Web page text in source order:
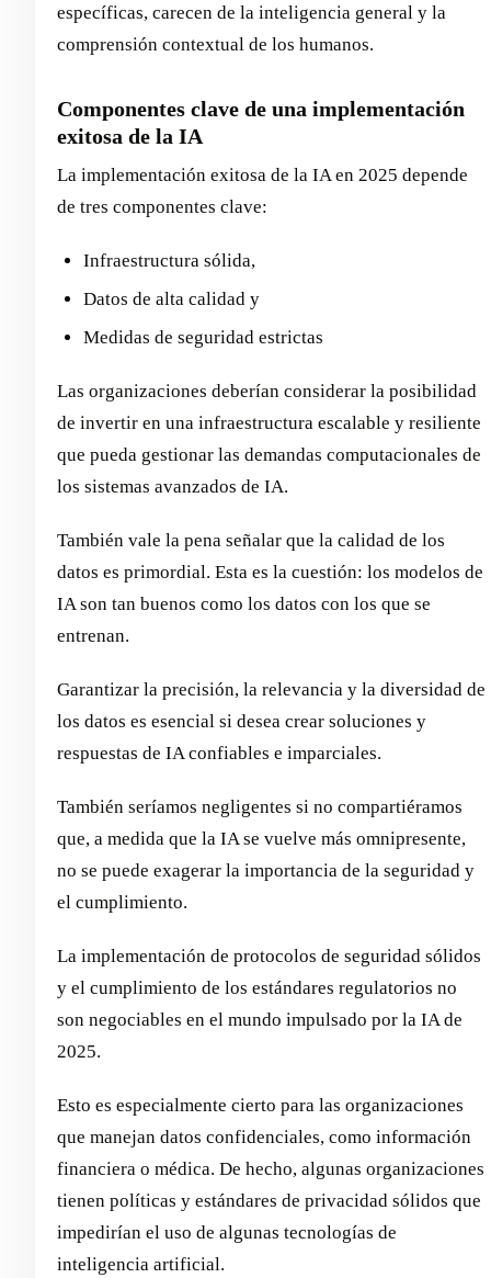
específicas, carecen de la inteligencia general y la
comprensión contextual de los humanos.
Componentes clave de una implementación
exitosa de la IA
La implementación exitosa de la IA en 2025 depende
de tres componentes clave:
Infraestructura sólida,
Datos de alta calidad y
Medidas de seguridad estrictas
Las organizaciones deberían considerar la posibilidad
de invertir en una infraestructura escalable y resiliente
que pueda gestionar las demandas computacionales de
los sistemas avanzados de IA.
También vale la pena señalar que la calidad de los
datos es primordial. Esta es la cuestión: los modelos de
IA son tan buenos como los datos con los que se
entrenan.
Garantizar la precisión, la relevancia y la diversidad de
los datos es esencial si desea crear soluciones y
respuestas de IA confiables e imparciales.
También seríamos negligentes si no compartiéramos
que, a medida que la IA se vuelve más omnipresente,
no se puede exagerar la importancia de la seguridad y
el cumplimiento.
La implementación de protocolos de seguridad sólidos
y el cumplimiento de los estándares regulatorios no
son negociables en el mundo impulsado por la IA de
2025.
Esto es especialmente cierto para las organizaciones
que manejan datos confidenciales, como información
financiera o médica. De hecho, algunas organizaciones
tienen políticas y estándares de privacidad sólidos que
impedirían el uso de algunas tecnologías de
inteligencia artificial.